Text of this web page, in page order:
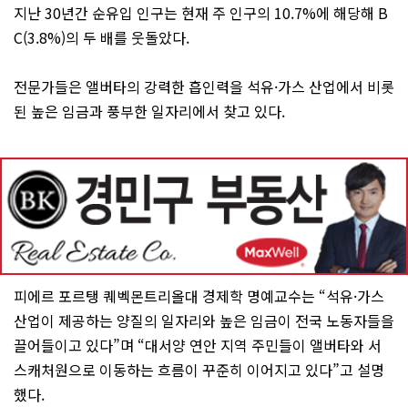
지난 30년간 순유입 인구는 현재 주 인구의 10.7%에 해당해 B
C(3.8%)의 두 배를 웃돌았다.
전문가들은 앨버타의 강력한 흡인력을 석유·가스 산업에서 비롯
된 높은 임금과 풍부한 일자리에서 찾고 있다.
피에르 포르탱 퀘벡몬트리올대 경제학 명예교수는 “석유·가스
산업이 제공하는 양질의 일자리와 높은 임금이 전국 노동자들을
끌어들이고 있다”며 “대서양 연안 지역 주민들이 앨버타와 서
스캐처원으로 이동하는 흐름이 꾸준히 이어지고 있다”고 설명
했다.